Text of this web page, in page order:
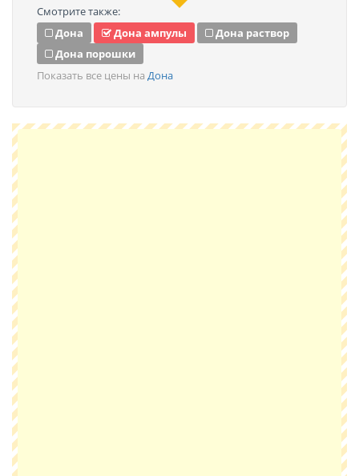
Смотрите также:
Дона
Дона ампулы
Дона раствор
Дона порошки
Показать все цены на Дона